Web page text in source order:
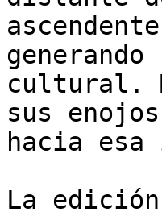
cultural.
sus
hacia
La